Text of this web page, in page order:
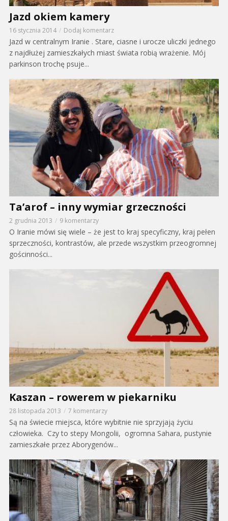
Jazd okiem kamery
16 stycznia 2014 Dodaj komentarz
Jazd w centralnym Iranie . Stare, ciasne i urocze uliczki jednego
z najdłużej zamieszkałych miast świata robią wrażenie. Mój
parkinson trochę psuje...
Ta’arof – inny wymiar grzeczności
2 grudnia 2013 9 komentarzy
O Iranie mówi się wiele – że jest to kraj specyficzny, kraj pełen
sprzeczności, kontrastów, ale przede wszystkim przeogromnej
gościnności...
Kaszan – rowerem w piekarniku
28 listopada 2013 7 komentarzy
Są na świecie miejsca, które wybitnie nie sprzyjają życiu
człowieka. Czy to stepy Mongolii, ogromna Sahara, pustynie
zamieszkałe przez Aborygenów...